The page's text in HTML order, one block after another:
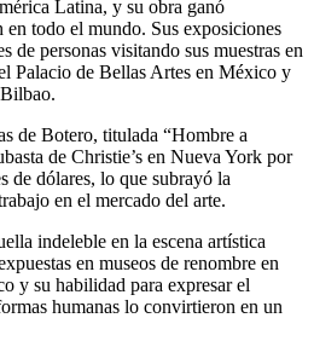
Latina, y su obra ganó
todo el mundo. Sus exposiciones
de personas visitando sus muestras en
Palacio de Bellas Artes en México y
de Botero, titulada “Hombre a
de Christie’s en Nueva York por
de dólares, lo que subrayó la
en el mercado del arte.
indeleble en la escena artística
en museos de renombre en
y su habilidad para expresar el
humanas lo convirtieron en un